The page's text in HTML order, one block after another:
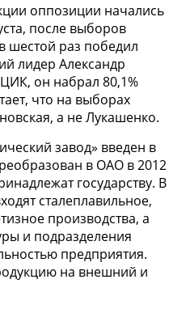
оппозиции начались
после выборов
шестой раз победил
лидер Александр
он набрал 80,1%
что на выборах
а не Лукашенко.
завод» введен в
в ОАО в 2012
государству. В
сталеплавильное,
производства, а
и подразделения
предприятия.
на внешний и